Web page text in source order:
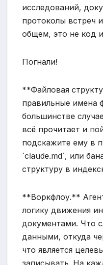
исследований,
протоколы встреч
общем, это не код
Погнали!
**Файловая
правильные имена
большинстве
всё прочитает и
подскажите ему в
`claude.md`, или
структуру в
**Воркфлоу.**
логику движения
документами. Что
данными, откуда
что является